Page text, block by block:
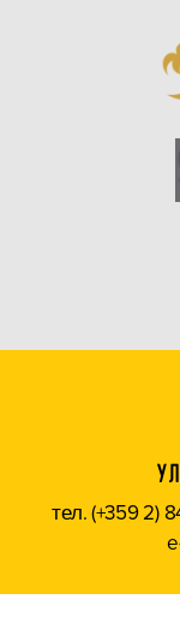
тел. (+359 2)